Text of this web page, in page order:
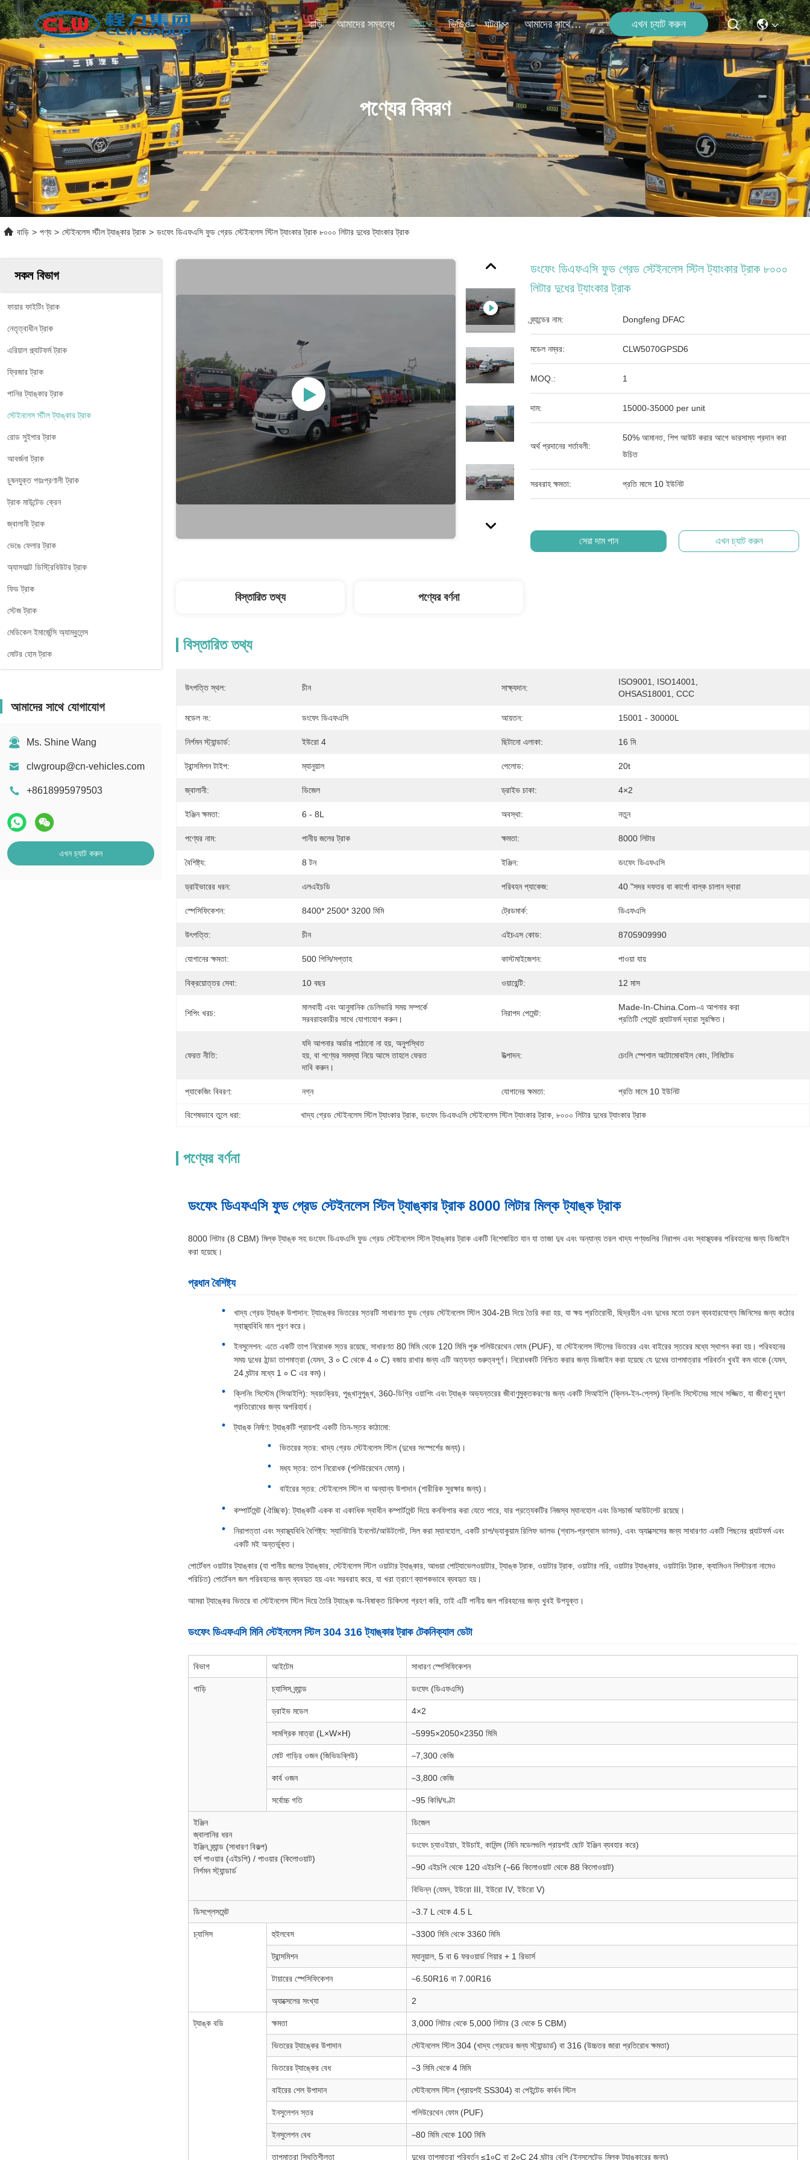
বাড়ি আমাদের সম্বন্ধে পণ্য ভিডিও ঘটনা আমাদের সাথে যোগাযোগ এখন চ্যাট করুন
পণ্যের বিবরণ
বাড়ি > পণ্য > স্টেইনলেস স্টীল ট্যাঙ্কার ট্রাক > ডংফেং ডিএফএসি ফুড গ্রেড স্টেইনলেস স্টিল ট্যাংকার ট্রাক ৮০০০ লিটার দুধের ট্যাংকার ট্রাক
সকল বিভাগ
ফায়ার ফাইটিং ট্রাক
নেতৃত্বাধীন ট্রাক
এরিয়াল প্ল্যাটফর্ম ট্রাক
ফ্রিজার ট্রাক
পানির ট্যাঙ্কার ট্রাক
স্টেইনলেস স্টীল ট্যাঙ্কার ট্রাক
রোড সুইপার ট্রাক
আবর্জনা ট্রাক
চুষনযুক্ত পয়ঃপ্রণালী ট্রাক
ট্রাক মাউন্টেড ক্রেন
জ্বালানী ট্রাক
ভেঙে ফেলার ট্রাক
অ্যাসফাল্ট ডিস্ট্রিবিউটর ট্রাক
ফিড ট্রাক
স্টেজ ট্রাক
মেডিকেল ইমার্জেন্সি অ্যাম্বুলেন্স
মোটর হোম ট্রাক
আমাদের সাথে যোগাযোগ
Ms. Shine Wang
clwgroup@cn-vehicles.com
+8618995979503
এখন চ্যাট করুন
ডংফেং ডিএফএসি ফুড গ্রেড স্টেইনলেস স্টিল ট্যাংকার ট্রাক ৮০০০
লিটার দুধের ট্যাংকার ট্রাক
ব্র্যান্ডের নাম: Dongfeng DFAC
মডেল নম্বর: CLW5070GPSD6
MOQ.: 1
দাম: 15000-35000 per unit
অর্থ প্রদানের শর্তাবলী:
50% আমানত, শিপ আউট করার আগে ভারসাম্য প্রদান করা
উচিত
সরবরাহ ক্ষমতা: প্রতি মাসে 10 ইউনিট
সেরা দাম পান এখন চ্যাট করুন
বিস্তারিত তথ্য পণ্যের বর্ণনা
বিস্তারিত তথ্য
উৎপত্তি স্থল: চীন সাক্ষ্যদান:
ISO9001, ISO14001,
OHSAS18001, CCC
মডেল নং: ডংফেং ডিএফএসি আয়তন: 15001 - 30000L
নির্গমন স্ট্যান্ডার্ড: ইউরো 4 ছিটানো এলাকা: 16 মি
ট্রান্সমিশন টাইপ: ম্যানুয়াল পেলোড: 20t
জ্বালানী: ডিজেল ড্রাইভ চাকা: 4×2
ইঞ্জিন ক্ষমতা: 6 - 8L অবস্থা: নতুন
পণ্যের নাম: পানীয় জলের ট্রাক ক্ষমতা: 8000 লিটার
বৈশিষ্ট্য: 8 টন ইঞ্জিন: ডংফেং ডিএফএসি
ড্রাইভারের ধরন: এলএইচডি পরিবহন প্যাকেজ: 40 "সদর দফতর বা কার্গো বাল্ক চালান দ্বারা
স্পেসিফিকেশন: 8400* 2500* 3200 মিমি ট্রেডমার্ক: ডিএফএসি
উৎপত্তি: চীন এইচএস কোড: 8705909990
যোগানের ক্ষমতা: 500 পিসি/সপ্তাহ কাস্টমাইজেশন: পাওয়া যায়
বিক্রয়োত্তর সেবা: 10 বছর ওয়ারেন্টি: 12 মাস
শিপিং খরচ:
মালবাহী এবং আনুমানিক ডেলিভারি সময় সম্পর্কে
সরবরাহকারীর সাথে যোগাযোগ করুন।
নিরাপদ পেমেন্ট:
Made-In-China.com-এ আপনার করা
প্রতিটি পেমেন্ট প্ল্যাটফর্ম দ্বারা সুরক্ষিত।
ফেরত নীতি:
যদি আপনার অর্ডার পাঠানো না হয়, অনুপস্থিত
হয়, বা পণ্যের সমস্যা নিয়ে আসে তাহলে ফেরত
দাবি করুন।
উত্পাদন: চেংলি স্পেশাল অটোমোবাইল কোং, লিমিটেড
প্যাকেজিং বিবরণ: নগ্ন যোগানের ক্ষমতা: প্রতি মাসে 10 ইউনিট
বিশেষভাবে তুলে ধরা: খাদ্য গ্রেড স্টেইনলেস স্টিল ট্যাংকার ট্রাক ডংফেং ডিএফএসি স্টেইনলেস স্টিল ট্যাংকার ট্রাক ৮০০০ লিটার দুধের ট্যাংকার ট্রাক
পণ্যের বর্ণনা
ডংফেং ডিএফএসি ফুড গ্রেড স্টেইনলেস স্টিল ট্যাঙ্কার ট্রাক 8000 লিটার মিল্ক ট্যাঙ্ক ট্রাক
8000 লিটার (8 CBM) মিল্ক ট্যাঙ্ক সহ ডংফেং ডিএফএসি ফুড গ্রেড স্টেইনলেস স্টিল ট্যাঙ্কার ট্রাক একটি বিশেষায়িত যান যা তাজা দুধ এবং অন্যান্য তরল খাদ্য পণ্যগুলির নিরাপদ এবং স্বাস্থ্যকর পরিবহনের জন্য ডিজাইন
করা হয়েছে।
প্রধান বৈশিষ্ট্য
খাদ্য গ্রেড ট্যাঙ্ক উপাদান: ট্যাঙ্কের ভিতরের স্তরটি সাধারণত ফুড গ্রেড স্টেইনলেস স্টিল 304-2B দিয়ে তৈরি করা হয়, যা ক্ষয় প্রতিরোধী, ছিদ্রহীন এবং দুধের মতো তরল ব্যবহারযোগ্য জিনিসের জন্য কঠোর
স্বাস্থ্যবিধি মান পূরণ করে।
ইনসুলেশন: এতে একটি তাপ নিরোধক স্তর রয়েছে, সাধারণত 80 মিমি থেকে 120 মিমি পুরু পলিউরেথেন ফোম (PUF), যা স্টেইনলেস স্টিলের ভিতরের এবং বাইরের স্তরের মধ্যে স্থাপন করা হয়। পরিবহনের
সময় দুধের ঠান্ডা তাপমাত্রা (যেমন, 3 ∘ C থেকে 4 ∘ C) বজায় রাখার জন্য এটি অত্যন্ত গুরুত্বপূর্ণ। নিরোধকটি নিশ্চিত করার জন্য ডিজাইন করা হয়েছে যে দুধের তাপমাত্রার পরিবর্তন খুবই কম থাকে (যেমন,
24 ঘন্টার মধ্যে 1 ∘ C এর কম)।
ক্লিনিং সিস্টেম (সিআইপি): স্বয়ংক্রিয়, পুঙ্খানুপুঙ্খ, 360-ডিগ্রি ওয়াশিং এবং ট্যাঙ্ক অভ্যন্তরের জীবাণুমুক্তকরণের জন্য একটি সিআইপি (ক্লিন-ইন-প্লেস) ক্লিনিং সিস্টেমের সাথে সজ্জিত, যা জীবাণু দূষণ
প্রতিরোধের জন্য অপরিহার্য।
ট্যাঙ্ক নির্মাণ: ট্যাঙ্কটি প্রায়শই একটি তিন-স্তর কাঠামো:
ভিতরের স্তর: খাদ্য গ্রেড স্টেইনলেস স্টিল (দুধের সংস্পর্শের জন্য)।
মধ্য স্তর: তাপ নিরোধক (পলিউরেথেন ফোম)।
বাইরের স্তর: স্টেইনলেস স্টিল বা অন্যান্য উপাদান (শারীরিক সুরক্ষার জন্য)।
কম্পার্টমেন্ট (ঐচ্ছিক): ট্যাঙ্কটি একক বা একাধিক স্বাধীন কম্পার্টমেন্ট দিয়ে কনফিগার করা যেতে পারে, যার প্রত্যেকটির নিজস্ব ম্যানহোল এবং ডিসচার্জ আউটলেট রয়েছে।
নিরাপত্তা এবং স্বাস্থ্যবিধি বৈশিষ্ট্য: স্যানিটারি ইনলেট/আউটলেট, সিল করা ম্যানহোল, একটি চাপ/ভ্যাকুয়াম রিলিফ ভালভ (শ্বাস-প্রশ্বাস ভালভ), এবং অ্যাক্সেসের জন্য সাধারণত একটি পিছনের প্ল্যাটফর্ম এবং
একটি মই অন্তর্ভুক্ত।
পোর্টেবল ওয়াটার ট্যাঙ্কার (যা পানীয় জলের ট্যাঙ্কার, স্টেইনলেস স্টিল ওয়াটার ট্যাঙ্কার, আগুয়া পোট্যাভেলওয়াটার, ট্যাঙ্ক ট্রাক, ওয়াটার ট্রাক, ওয়াটার লরি, ওয়াটার ট্যাঙ্কার, ওয়াটারিং ট্রাক, ক্যামিওন সিস্টারনা নামেও
পরিচিত) পোর্টেবল জল পরিবহনের জন্য ব্যবহৃত হয় এবং সরবরাহ করে, যা খরা ত্রাণে ব্যাপকভাবে ব্যবহৃত হয়।
আমরা ট্যাঙ্কের ভিতরে বা স্টেইনলেস স্টিল দিয়ে তৈরি ট্যাঙ্কে অ-বিষাক্ত চিকিৎসা গ্রহণ করি, তাই এটি পানীয় জল পরিবহনের জন্য খুবই উপযুক্ত।
ডংফেং ডিএফএসি মিনি স্টেইনলেস স্টিল 304 316 ট্যাঙ্কার ট্রাক টেকনিক্যাল ডেটা
বিভাগ আইটেম সাধারণ স্পেসিফিকেশন
গাড়ি চ্যাসিস ব্র্যান্ড ডংফেং (ডিএফএসি)
ড্রাইভ মডেল 4×2
সামগ্রিক মাত্রা (L×W×H) ∼5995×2050×2350 মিমি
মোট গাড়ির ওজন (জিভিডব্লিউ) ∼7,300 কেজি
কার্ব ওজন ∼3,800 কেজি
সর্বোচ্চ গতি ∼95 কিমি/ঘণ্টা
ইঞ্জিন
জ্বালানির ধরন
ইঞ্জিন ব্র্যান্ড (সাধারণ বিকল্প)
হর্স পাওয়ার (এইচপি) / পাওয়ার (কিলোওয়াট)
নির্গমন স্ট্যান্ডার্ড
ডিজেল
ডংফেং চ্যাওইয়াং, ইউচাই, কামিন্স (মিনি মডেলগুলি প্রায়শই ছোট ইঞ্জিন ব্যবহার করে)
∼90 এইচপি থেকে 120 এইচপি (∼66 কিলোওয়াট থেকে 88 কিলোওয়াট)
বিভিন্ন (যেমন, ইউরো III, ইউরো IV, ইউরো V)
ডিসপ্লেসমেন্ট ∼3.7 L থেকে 4.5 L
চ্যাসিস হুইলবেস ∼3300 মিমি থেকে 3360 মিমি
ট্রান্সমিশন ম্যানুয়াল, 5 বা 6 ফরওয়ার্ড গিয়ার + 1 রিভার্স
টায়ারের স্পেসিফিকেশন ∼6.50R16 বা 7.00R16
অ্যাক্সেলের সংখ্যা 2
ট্যাঙ্ক বডি ক্ষমতা 3,000 লিটার থেকে 5,000 লিটার (3 থেকে 5 CBM)
ভিতরের ট্যাঙ্কের উপাদান স্টেইনলেস স্টিল 304 (খাদ্য গ্রেডের জন্য স্ট্যান্ডার্ড) বা 316 (উচ্চতর জারা প্রতিরোধ ক্ষমতা)
ভিতরের ট্যাঙ্কের বেধ ∼3 মিমি থেকে 4 মিমি
বাইরের শেল উপাদান স্টেইনলেস স্টিল (প্রায়শই SS304) বা পেইন্টেড কার্বন স্টিল
ইনসুলেশন স্তর পলিউরেথেন ফোম (PUF)
ইনসুলেশন বেধ ∼80 মিমি থেকে 100 মিমি
তাপমাত্রা স্থিতিশীলতা দুধের তাপমাত্রা পরিবর্তন ≤1∘C বা 2∘C 24 ঘন্টার বেশি (ইনসুলেটেড মিল্ক ট্যাঙ্কারের জন্য)